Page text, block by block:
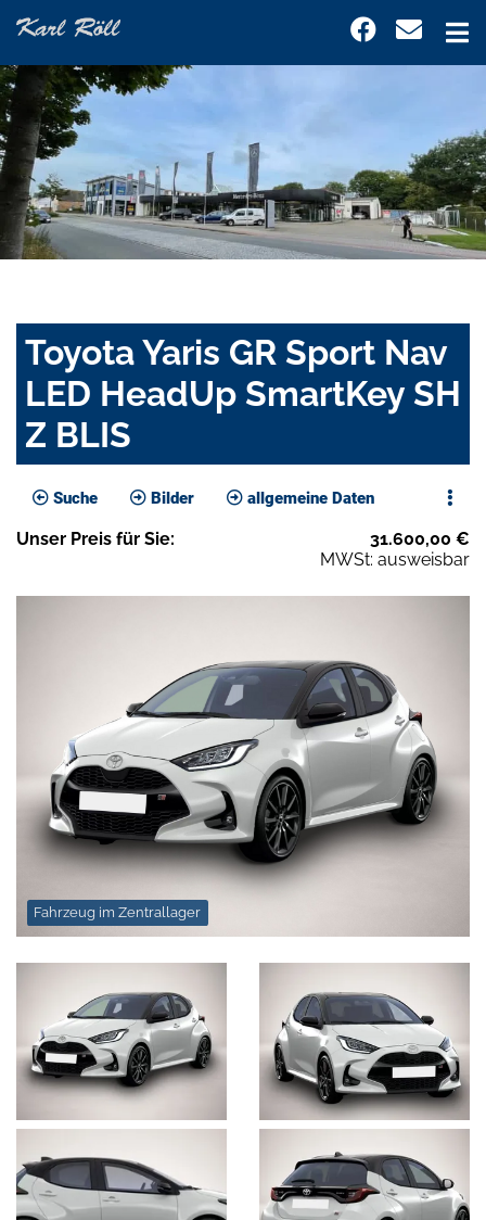
Toyota Yaris GR Sport Nav
LED HeadUp SmartKey SH
Z BLIS
Suche Bilder allgemeine Daten
Unser Preis für Sie: 31.600,00 €
MWSt: ausweisbar
Fahrzeug im Zentrallager